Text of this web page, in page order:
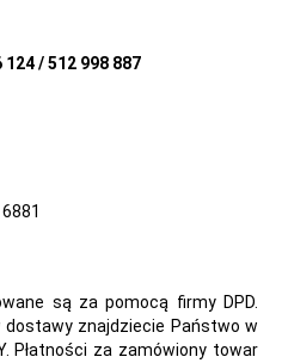
124 / 512 998 887
są za pomocą firmy DPD.
dostawy znajdziecie Państwo w
Płatności za zamówiony towar